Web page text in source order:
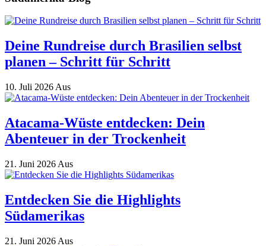
Deine Rundreise durch Brasilien selbst
planen – Schritt für Schritt
10. Juli 2026 Aus
Atacama-Wüste entdecken: Dein
Abenteuer in der Trockenheit
21. Juni 2026 Aus
Entdecken Sie die Highlights
Südamerikas
21. Juni 2026 Aus